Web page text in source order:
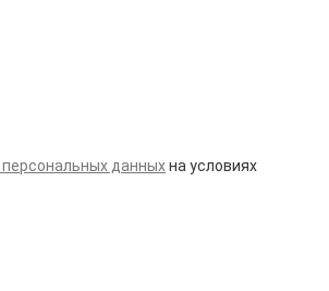
персональных данныхна условиях